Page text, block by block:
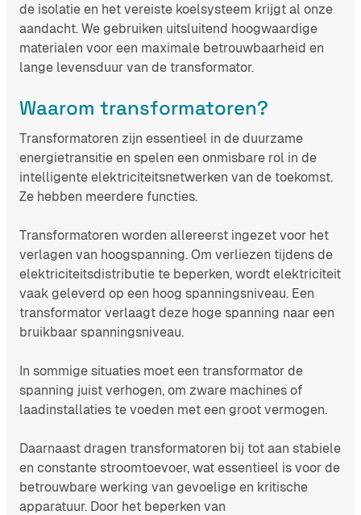
de isolatie en het vereiste koelsysteem krijgt al onze
aandacht. We gebruiken uitsluitend hoogwaardige
materialen voor een maximale betrouwbaarheid en
lange levensduur van de transformator.
Waarom transformatoren?
Transformatoren zijn essentieel in de duurzame
energietransitie en spelen een onmisbare rol in de
intelligente elektriciteitsnetwerken van de toekomst.
Ze hebben meerdere functies.
Transformatoren worden allereerst ingezet voor het
verlagen van hoogspanning. Om verliezen tijdens de
elektriciteitsdistributie te beperken, wordt elektriciteit
vaak geleverd op een hoog spanningsniveau. Een
transformator verlaagt deze hoge spanning naar een
bruikbaar spanningsniveau.
In sommige situaties moet een transformator de
spanning juist verhogen, om zware machines of
laadinstallaties te voeden met een groot vermogen.
Daarnaast dragen transformatoren bij tot aan stabiele
en constante stroomtoevoer, wat essentieel is voor de
betrouwbare werking van gevoelige en kritische
apparatuur. Door het beperken van